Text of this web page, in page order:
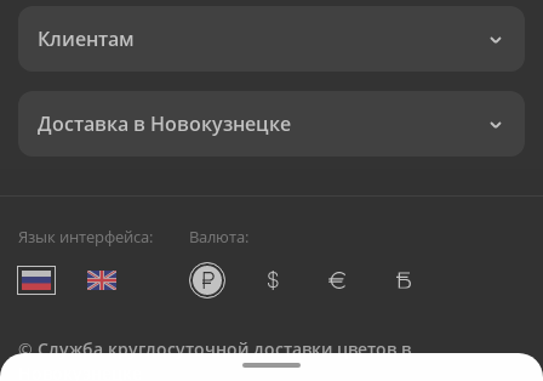
Клиентам
Доставка в Новокузнецке
Язык интерфейса: Валюта:
©Служба круглосуточной доставки цветов в